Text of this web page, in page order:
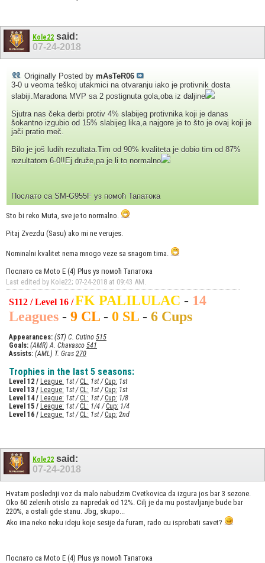
Kole22 said:
07-24-2018
Originally Posted by mAsTeR06
3-0 u veoma teškoj utakmici na otvaranju iako je protivnik dosta
slabiji.Maradona MVP sa 2 postignuta gola,oba iz daljine
Sjutra nas čeka derbi protiv 4% slabijeg protivnika koji je danas
šokantno izgubio od 15% slabijeg lika,a najgore je to što je ovaj koji je
jači pratio meč.
Bilo je još ludih rezultata.Tim od 90% kvaliteta je dobio tim od 87%
rezultatom 6-0!!Ej druže,pa je li to normalno
Послато са SM-G955F уз помоћ Тапатока
Sto bi reko Muta, sve je to normalno.
Pitaj Zvezdu (Sasu) ako mi ne verujes.
Nominalni kvalitet nema mnogo veze sa snagom tima.
Послато са Moto E (4) Plus уз помоћ Тапатока
Last edited by Kole22; 07-24-2018 at 09:43 AM.
S112 / Level 16 /FK PALILULAC - 14
Leagues - 9 CL - 0 SL - 6 Cups
Appearances: (ST) C. Cutino 515
Goals: (AMR) A. Chavasco 541
Assists: (AML) T. Gras 270
Trophies in the last 5 seasons:
Level 12 / League: 1st / CL: 1st / Cup: 1st
Level 13 / League: 1st / CL: 1st / Cup: 1st
Level 14 / League: 1st / CL: 1st / Cup: 1/8
Level 15 / League: 1st / CL: 1/4 / Cup: 1/4
Level 16 / League: 1st / CL: 1st / Cup: 2nd
Kole22 said:
07-24-2018
Hvatam poslednji voz da malo nabudzim Cvetkovica da izgura jos bar 3 sezone.
Oko 60 zelenih otislo za napredak od 12%. Cilj je da mu postavljanje bude bar
220%, a ostali gde stanu. Jbg, skupo...
Ako ima neko neku ideju koje sesije da furam, rado cu isprobati savet?
Послато са Moto E (4) Plus уз помоћ Тапатока